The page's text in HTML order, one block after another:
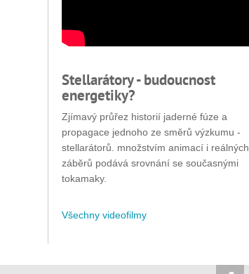
Stellarátory - budoucnost
energetiky?
Zjímavý průřez historií jaderné fúze a
propagace jednoho ze směrů výzkumu -
stellarátorů. množstvím animací i reálných
záběrů podává srovnání se současnými
tokamaky.
Všechny videofilmy